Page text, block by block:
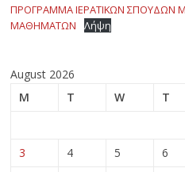
ΠΡΟΓΡΑΜΜΑ ΙΕΡΑΤΙΚΩΝ ΣΠΟΥΔΩΝ
ΜΑΘΗΜΑΤΩΝ
Λήψη
August 2026
M
T W T
3
4 5 6